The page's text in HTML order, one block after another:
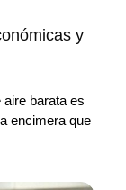
y
barata es
encimera que